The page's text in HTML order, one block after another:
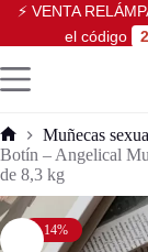
⚡ VENTA
el código
Muñecas
Botín – Angelical
de 8,3 kg
- 14%